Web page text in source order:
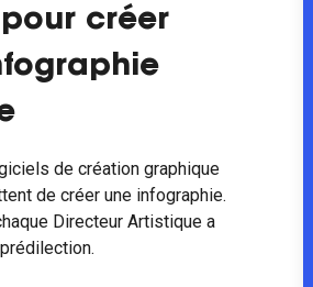
créer
de création graphique
de créer une infographie.
Directeur Artistique a